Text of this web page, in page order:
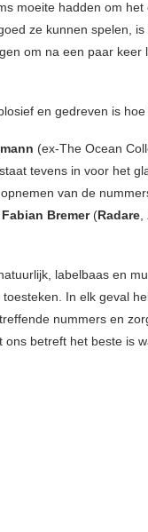
moeite hadden om
ze kunnen spelen,
om na een paar
en gedreven is
(ex-The Ocean
tevens in voor het
van de
Fabian Bremer(Radare,
labelbaas en
In elk geval
nummers en
ons betreft het beste is